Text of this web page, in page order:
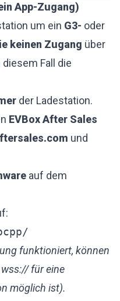
App-Zugang)
um ein G3- oder
keinen Zugang über
Fall die
der Ladestation.
EVBox After Sales
und
auf dem
funktioniert, können
für eine
möglich ist).